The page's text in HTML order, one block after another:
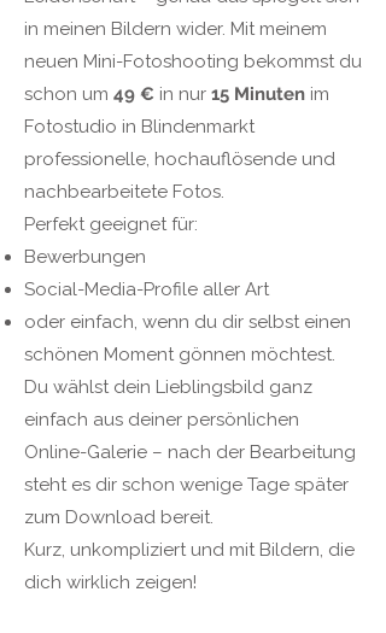
in meinen Bildern wider. Mit meinem
neuen Mini-Fotoshooting bekommst du
schon um 49 € in nur 15 Minuten im
Fotostudio in Blindenmarkt
professionelle, hochauflösende und
nachbearbeitete Fotos.
Perfekt geeignet für:
Bewerbungen
Social-Media-Profile aller Art
oder einfach, wenn du dir selbst einen
schönen Moment gönnen möchtest.
Du wählst dein Lieblingsbild ganz
einfach aus deiner persönlichen
Online-Galerie – nach der Bearbeitung
steht es dir schon wenige Tage später
zum Download bereit.
Kurz, unkompliziert und mit Bildern, die
dich wirklich zeigen!